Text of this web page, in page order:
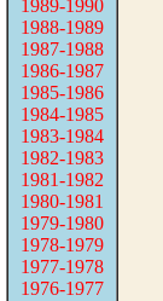
1989-1990
1988-1989
1987-1988
1986-1987
1985-1986
1984-1985
1983-1984
1982-1983
1981-1982
1980-1981
1979-1980
1978-1979
1977-1978
1976-1977